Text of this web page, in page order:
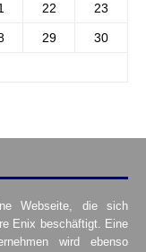
22 23
29 30
Webseite, die sich
Enix beschäftigt. Eine
wird ebenso